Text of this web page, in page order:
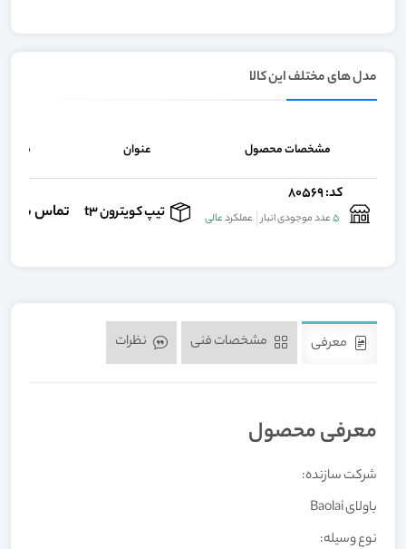
مدل های مختلف این کالا
مشخصات محصول عنوان قیمت
کد: 80569
5عدد موجودی انبار عملکردعالی تیپ کویترون t3 تماس
معرفی
معرفی محصول
شرکت سازنده:
باولای Baolai
نوع وسیله: